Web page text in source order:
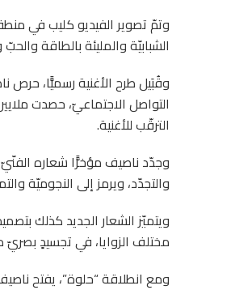
وتمّ تصوير الفيديو كليب في
الشبابيّة والمليئة بالطاقة والحبّ
وقُبَيل طرح الأغنية رسميًّا،
التواصل الاجتماعيّ، حصدت
الترقّب للأغنية.
والتجدّد، ويرمز إلى النجوميّة
مختلف الزوايا، في تجسيدٍ
ومع انطلاقة “حلوة”، يفتح